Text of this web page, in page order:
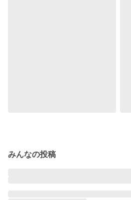
みんなの投稿